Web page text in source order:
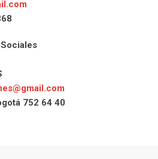
Sociales
752 64 40